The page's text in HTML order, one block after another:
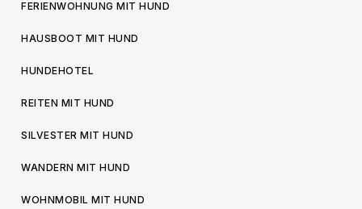
FERIENWOHNUNG MIT HUND
HAUSBOOT MIT HUND
HUNDEHOTEL
REITEN MIT HUND
SILVESTER MIT HUND
WANDERN MIT HUND
WOHNMOBIL MIT HUND